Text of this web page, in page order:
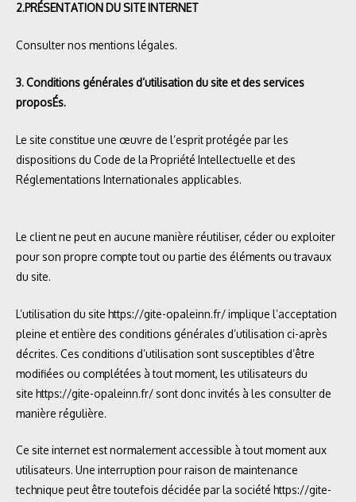
2.PRÉSENTATION DU SITE INTERNET
Consulter nos mentions légales.
3. Conditions générales d’utilisation du site et des services
proposÉs.
Le site constitue une œuvre de l’esprit protégée par les
dispositions du Code de la Propriété Intellectuelle et des
Réglementations Internationales applicables.
Le client ne peut en aucune manière réutiliser, céder ou exploiter
pour son propre compte tout ou partie des éléments ou travaux
du site.
L’utilisation du site https://gite-opaleinn.fr/implique l’acceptation
pleine et entière des conditions générales d’utilisation ci-après
décrites. Ces conditions d’utilisation sont susceptibles d’être
modifiées ou complétées à tout moment, les utilisateurs du
site https://gite-opaleinn.fr/sont donc invités à les consulter de
manière régulière.
Ce site internet est normalement accessible à tout moment aux
utilisateurs. Une interruption pour raison de maintenance
technique peut être toutefois décidée par la société https://gite-